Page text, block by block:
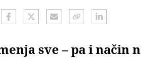
sve – pa i način